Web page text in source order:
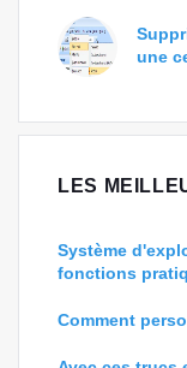
une
LES
Système
fonctions
Comment